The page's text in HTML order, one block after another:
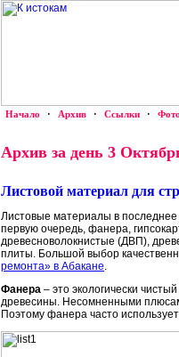
Начало · Архив · Ссылки ·
Архив за день 3
Листовой материал для
Листовые материалы в
первую очередь, фанера,
древесноволокнистые (ДВП),
плиты. Большой выбор
ремонта» в Абакане.
Фанера – это экологически
древесины. Несомненными
Поэтому фанера часто